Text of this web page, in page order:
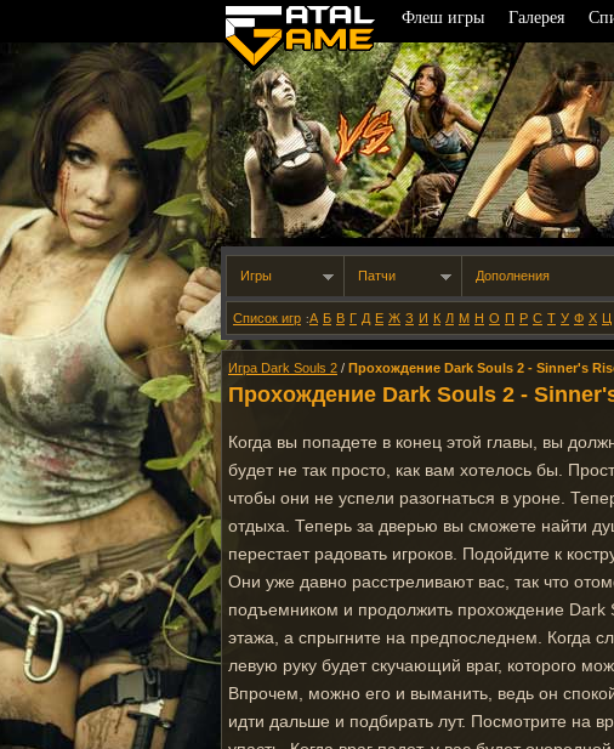
Игры Патчи Дополнения
Список игр :А Б В Г Д Е Ж З И К Л М Н О П Р С Т У Ф Х Ц
Игра Dark Souls 2 / Прохождение Dark Souls 2 - Sinner's
Прохождение Dark Souls 2 -
Когда вы попадете в конец этой главы, вы
будет не так просто, как вам хотелось бы.
чтобы они не успели разогнаться в уроне.
отдыха. Теперь за дверью вы сможете найти
перестает радовать игроков. Подойдите к
Они уже давно расстреливают вас, так что
подъемником и продолжить прохождение Dark
этажа, а спрыгните на предпоследнем. Когда
левую руку будет скучающий враг, которого
Впрочем, можно его и выманить, ведь он
идти дальше и подбирать лут. Посмотрите на
Флеш игры Галерея